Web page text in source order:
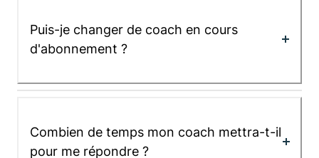
Puis-je changer de coach en cours
d'abonnement ?
Combien de temps mon coach mettra-t-il
pour me répondre ?